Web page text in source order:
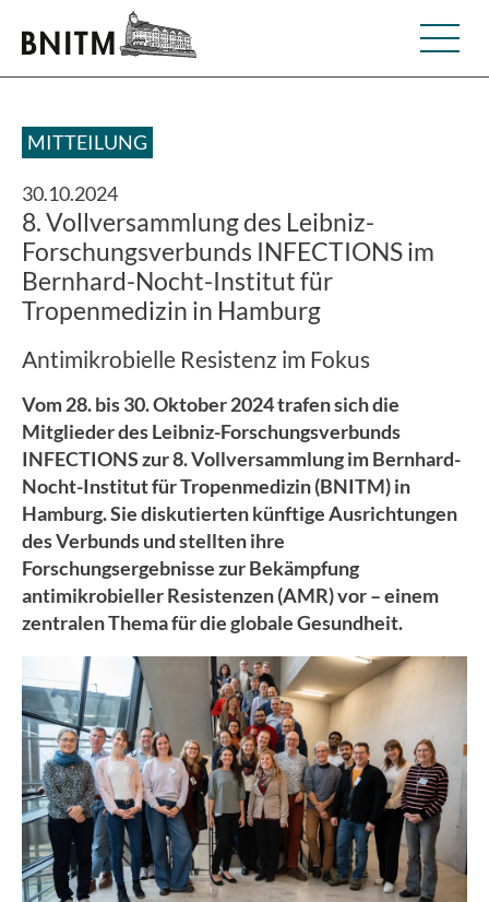
MITTEILUNG
30.10.2024
8. Vollversammlung des Leibniz-
Forschungsverbunds INFECTIONS im
Bernhard-Nocht-Institut für
Tropenmedizin in Hamburg
Antimikrobielle Resistenz im Fokus
Vom 28. bis 30. Oktober 2024 trafen sich die
Mitglieder des Leibniz-Forschungsverbunds
INFECTIONS zur 8. Vollversammlung im Bernhard-
Nocht-Institut für Tropenmedizin (BNITM) in
Hamburg. Sie diskutierten künftige Ausrichtungen
des Verbunds und stellten ihre
Forschungsergebnisse zur Bekämpfung
antimikrobieller Resistenzen (AMR) vor – einem
zentralen Thema für die globale Gesundheit.